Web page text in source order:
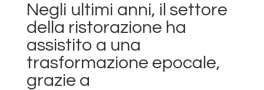
Negli ultimi anni, il settore
della ristorazione ha
assistito a una
trasformazione epocale,
grazie a